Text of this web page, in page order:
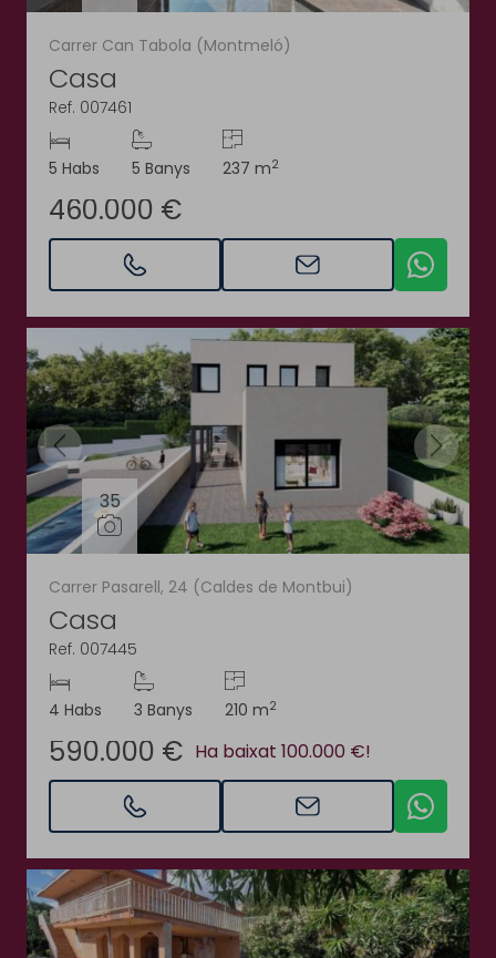
Carrer Can Tabola (Montmeló)
Casa
Ref. 007461
5 Habs 5 Banys 237 m2
460.000 €
35
Carrer Pasarell, 24 (Caldes de Montbui)
Casa
Ref. 007445
4 Habs 3 Banys 210 m2
590.000 € Ha baixat 100.000 €!